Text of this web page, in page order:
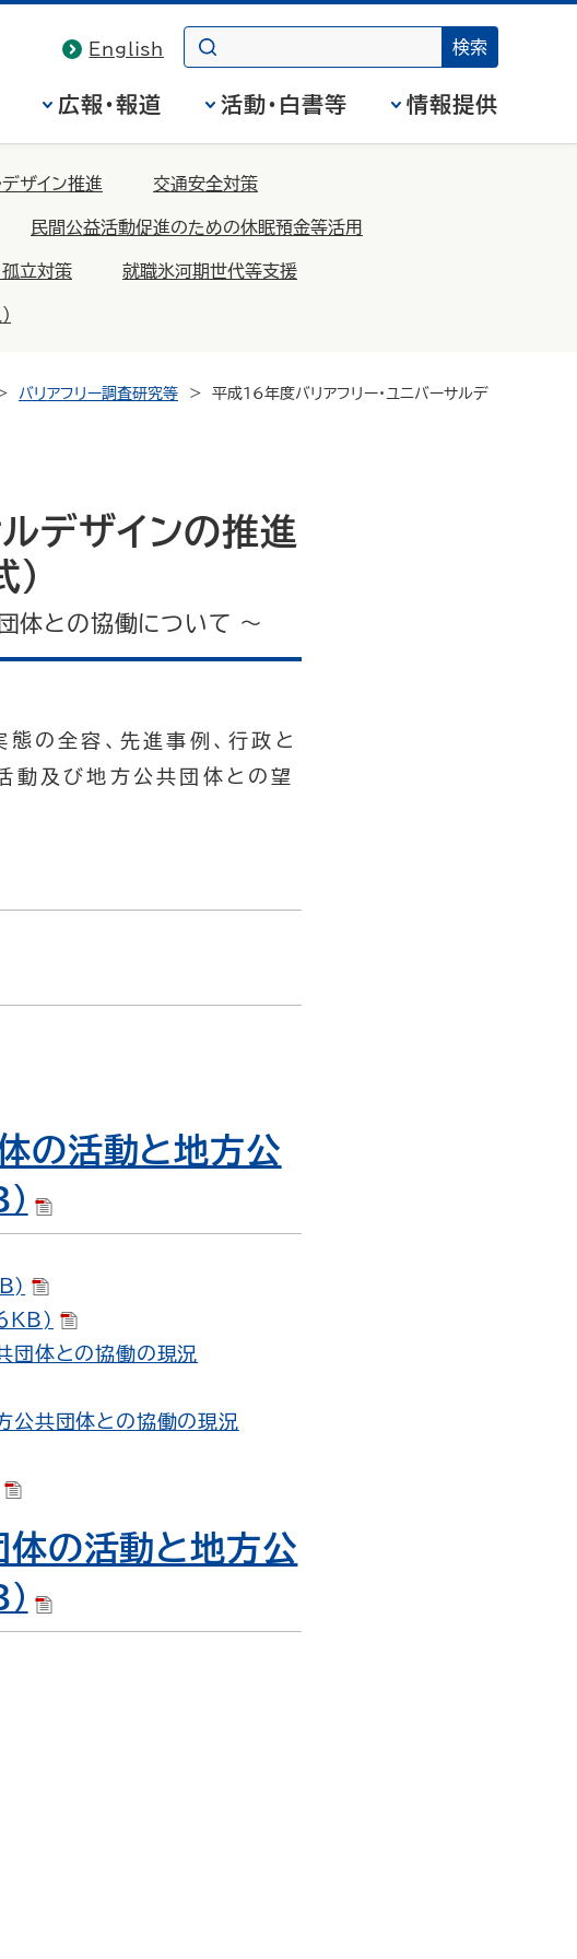
English
広報・報道 活動・白書等 情報提供
デザイン推進 交通安全対策
民間公益活動促進のための休眠預金等活用
孤立対策 就職氷河期世代等支援
バリアフリー調査研究等
平成16年度バリアフリー・ユニバーサルデ
デザインの推進
体との協働について ～
の全容、先進事例、行政と
動及び地方公共団体との望
の活動と地方公
団体との協働の現況
公共団体との協働の現況
の活動と地方公